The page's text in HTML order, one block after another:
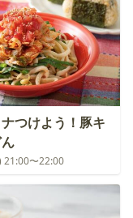
つけよう！豚キ
21:00〜22:00